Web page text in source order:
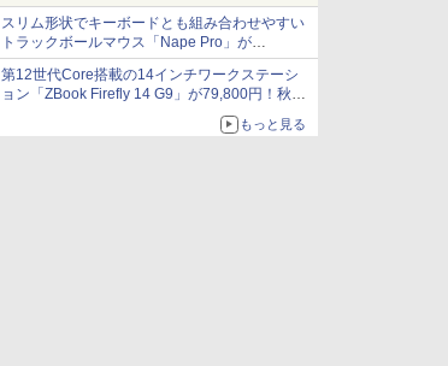
[8月前半のメモリ価格]
スリム形状でキーボードとも組み合わせやすい
トラックボールマウス「Nape Pro」が
Keychronから
第12世代Core搭載の14インチワークステーシ
ョン「ZBook Firefly 14 G9」が79,800円！秋葉
もっと見る